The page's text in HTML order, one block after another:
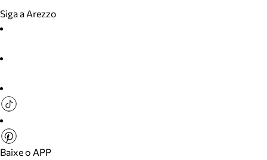
Siga a Arezzo
Baixe o APP